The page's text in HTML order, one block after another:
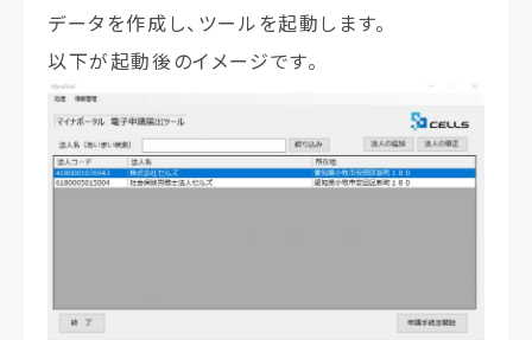
データを作成し、ツールを起動します。
以下が起動後のイメージです。